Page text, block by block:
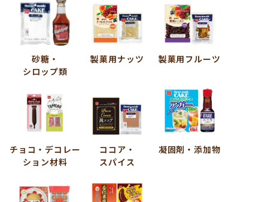
砂糖・
シロップ類
製菓用ナッツ 製菓用フルーツ
チョコ・デコレー
ション材料
ココア・
スパイス
凝固剤・添加物